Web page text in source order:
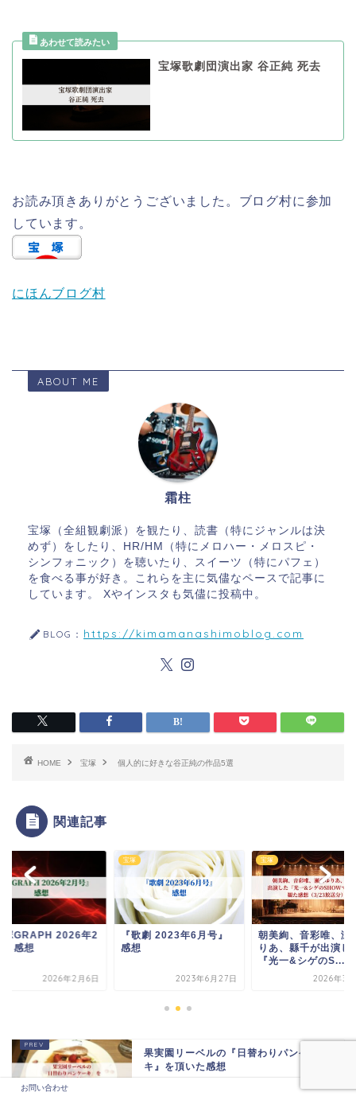
宝塚歌劇団演出家 谷正純 死去
お読み頂きありがとうございました。ブログ村に参加
しています。
にほんブログ村
ABOUT ME
霜柱
宝塚（全組観劇派）を観たり、読書（特にジャンルは決
めず）をしたり、HR/HM（特にメロハー・メロスピ・
シンフォニック）を聴いたり、スイーツ（特にパフェ）
を食べる事が好き。これらを主に気儘なペースで記事に
しています。 Xやインスタも気儘に投稿中。
BLOG： https://kimamanashimoblog.com
HOME 宝塚 個人的に好きな谷正純の作品5選
関連記事
塚GRAPH 2026年2
』感想
2026年2月6日
宝塚
『歌劇 2023年6月号』
感想
2023年6月27日
宝塚
朝美絢、音彩唯、瀬
りあ、縣千が出演し
『光一&シゲのS...
2026年3
果実園リーベルの『日替わりパンケー
キ』を頂いた感想
お問い合わせ